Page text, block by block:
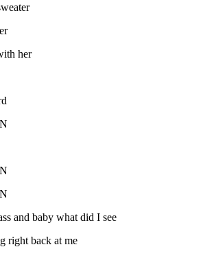
her
and baby what did I see
right back at me